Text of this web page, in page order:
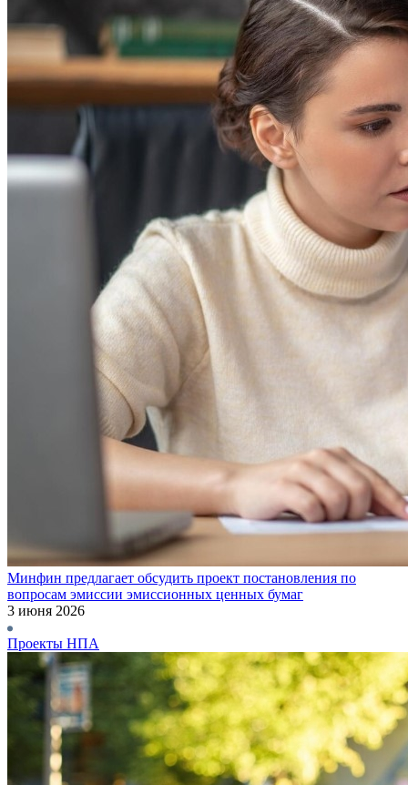
Минфин предлагает обсудить проект постановления по
вопросам эмиссии эмиссионных ценных бумаг
3 июня 2026
Проекты НПА